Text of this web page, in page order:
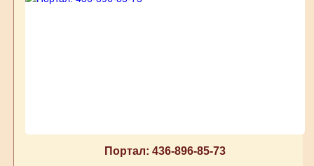
Портал: 436-896-85-73